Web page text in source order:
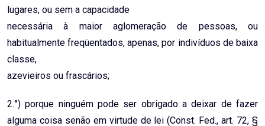
lugares, ou sem a capacidade
necessária à maior aglomeração de pessoas, ou
habitualmente freqüentados, apenas, por indivíduos de baixa
classe,
azevieiros ou frascários;
2.°) porque ninguém pode ser obrigado a deixar de fazer
alguma coisa senão em virtude de lei (Const. Fed., art. 72, §